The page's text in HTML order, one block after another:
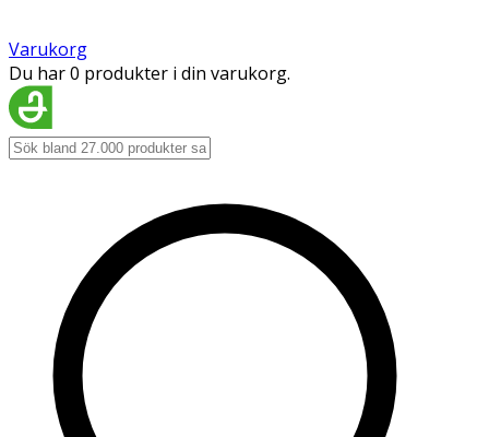
Varukorg
Du har 0 produkter i din varukorg.